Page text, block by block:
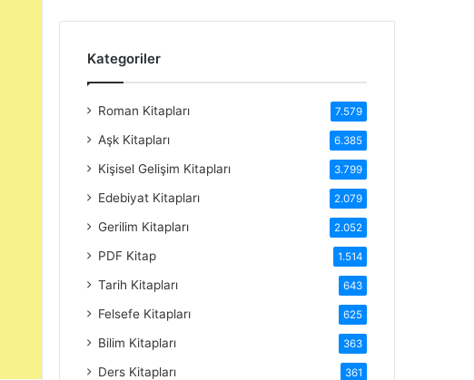
Kategoriler
Roman Kitapları 7.579
Aşk Kitapları 6.385
Kişisel Gelişim Kitapları 3.799
Edebiyat Kitapları 2.079
Gerilim Kitapları 2.052
PDF Kitap 1.514
Tarih Kitapları 643
Felsefe Kitapları 625
Bilim Kitapları 363
Ders Kitapları 361